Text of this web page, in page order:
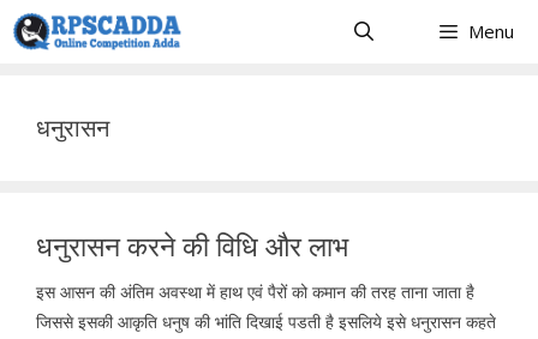
Skip
to
Menu
धनुरासन
धनुरासन करने की विधि और लाभ
इस आसन की अंतिम अवस्था में हाथ एवं पैरों को कमान की तरह ताना जाता है
जिससे इसकी आकृति धनुष की भांति दिखाई पडती है इसलिये इसे धनुरासन कहते